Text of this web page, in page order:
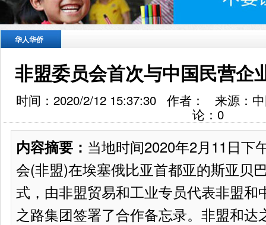
华人华侨
非盟委员会首次与中国民营企
时间：2020/2/12 15:37:30 作者： 来源：
论： 0
内容摘要： 当地时间2020年2月11日下
会(非盟)在埃塞俄比亚首都亚的斯亚贝
式，由非盟贸易和工业专员代表非盟和
之路集团签署了合作备忘录。非盟和达